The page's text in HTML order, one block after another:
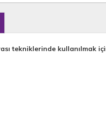
tekniklerinde kullanılmak